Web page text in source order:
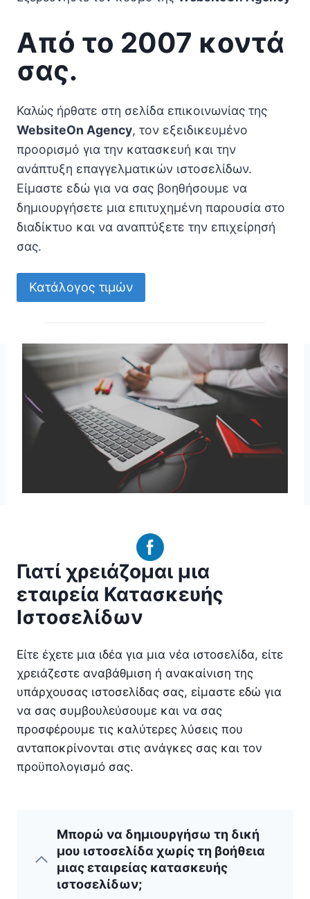
Από το 2007 κοντά
σας.
Καλώς ήρθατε στη σελίδα επικοινωνίας της
WebsiteOn Agency, τον εξειδικευμένο
προορισμό για την κατασκευή και την
ανάπτυξη επαγγελματικών ιστοσελίδων.
Είμαστε εδώ για να σας βοηθήσουμε να
δημιουργήσετε μια επιτυχημένη παρουσία στο
διαδίκτυο και να αναπτύξετε την επιχείρησή
σας.
Κατάλογος τιμών
Γιατί χρειάζομαι μια
εταιρεία Κατασκευής
Ιστοσελίδων
Είτε έχετε μια ιδέα για μια νέα ιστοσελίδα, είτε
χρειάζεστε αναβάθμιση ή ανακαίνιση της
υπάρχουσας ιστοσελίδας σας, είμαστε εδώ για
να σας συμβουλεύσουμε και να σας
προσφέρουμε τις καλύτερες λύσεις που
ανταποκρίνονται στις ανάγκες σας και τον
προϋπολογισμό σας.
Μπορώ να δημιουργήσω τη δική
μου ιστοσελίδα χωρίς τη βοήθεια
μιας εταιρείας κατασκευής
ιστοσελίδων;